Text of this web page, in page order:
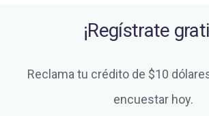
¡Regístrate
Reclama tu crédito de $10
encuestar hoy.